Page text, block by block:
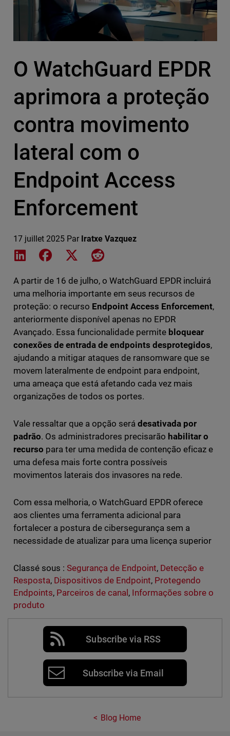
O WatchGuard EPDR
aprimora a proteção
contra movimento
lateral com o
Endpoint Access
Enforcement
17 juillet 2025 Par Iratxe Vazquez
Share on LinkedIn
Share on Facebook
Share on XShare on Reddit
A partir de 16 de julho, o WatchGuard EPDR incluirá
uma melhoria importante em seus recursos de
proteção: o recurso Endpoint Access Enforcement,
anteriormente disponível apenas no EPDR
Avançado. Essa funcionalidade permite bloquear
conexões de entrada de endpoints desprotegidos,
ajudando a mitigar ataques de ransomware que se
movem lateralmente de endpoint para endpoint,
uma ameaça que está afetando cada vez mais
organizações de todos os portes.
Vale ressaltar que a opção serádesativada por
padrão. Os administradores precisarão habilitar o
recurso para ter uma medida de contenção eficaz e
uma defesa mais forte contra possíveis
movimentos laterais dos invasores na rede.
Com essa melhoria, o WatchGuard EPDR oferece
aos clientes uma ferramenta adicional para
fortalecer a postura de cibersegurança sem a
necessidade de atualizar para uma licença superior
Classé sous : Segurança de Endpoint, Detecção e
Resposta, Dispositivos de Endpoint, Protegendo
Endpoints, Parceiros de canal, Informações sobre o
produto
Subscribe via RSS
Subscribe via Email
Blog Home